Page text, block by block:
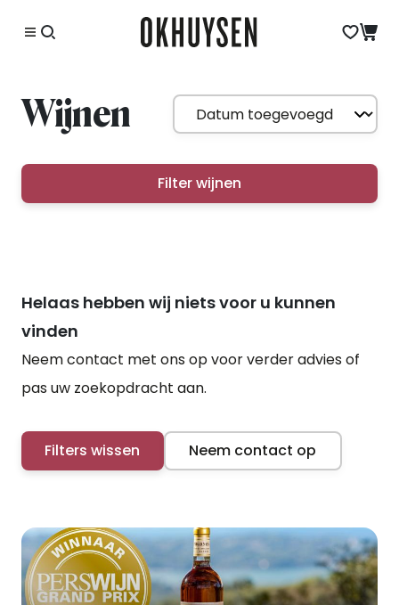
Wijnen
Filter wijnen
Helaas hebben wij niets voor u kunnen
vinden
Neem contact met ons op voor verder advies of
pas uw zoekopdracht aan.
Filters wissen Neem contact op